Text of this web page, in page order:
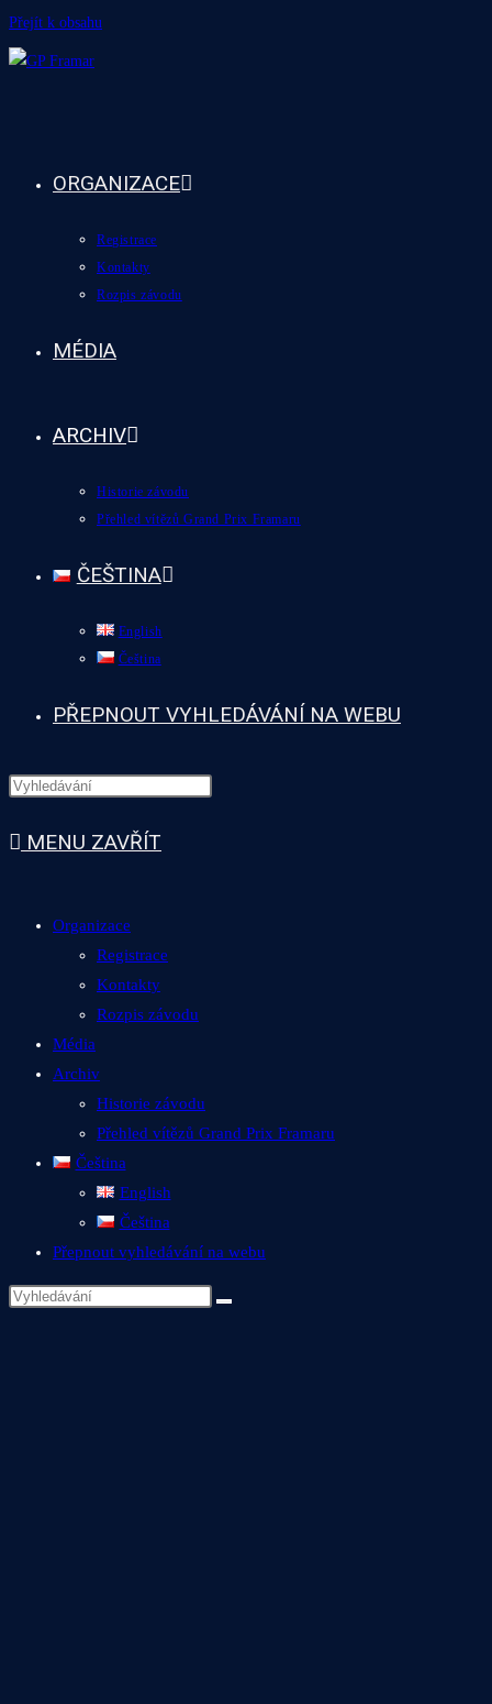
Přejít k obsahu
ORGANIZACE
Registrace
Kontakty
Rozpis závodu
MÉDIA
ARCHIV
Historie závodu
Přehled vítězů Grand Prix Framaru
ČEŠTINA
English
Čeština
PŘEPNOUT VYHLEDÁVÁNÍ NA WEBU
MENU ZAVŘÍT
Organizace
Registrace
Kontakty
Rozpis závodu
Média
Archiv
Historie závodu
Přehled vítězů Grand Prix Framaru
Čeština
English
Čeština
Přepnout vyhledávání na webu